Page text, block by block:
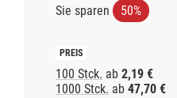
Sie sparen 50%
100 Stck. ab 2,19 €
1000 Stck. ab 47,70 €